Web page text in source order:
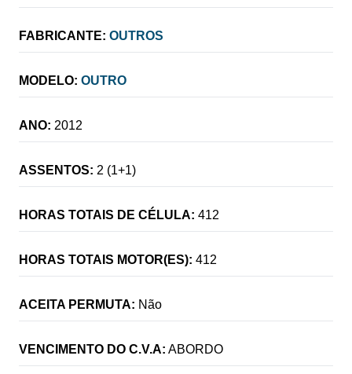
FABRICANTE: OUTROS
MODELO: OUTRO
ANO: 2012
ASSENTOS: 2 (1+1)
HORAS TOTAIS DE CÉLULA: 412
HORAS TOTAIS MOTOR(ES): 412
ACEITA PERMUTA: Não
VENCIMENTO DO C.V.A: ABORDO